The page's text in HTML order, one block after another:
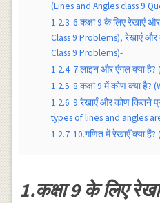
(Lines and Angles class 9
1.2.3 6.कक्षा 9 के लिए रेखाएं
Class 9 Problems), रेखाएं और
Class 9 Problems)-
1.2.4 7.लाइन और एंगल क्या
1.2.5 8.कक्षा 9 में कोण क्या है?
1.2.6 9.रेखाएँ और कोण कितने
types of lines and angles
1.2.7 10.गणित में रेखाएँ क्या
1.कक्षा 9 के लिए